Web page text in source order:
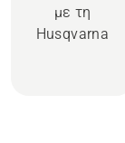
με τη
Husqvarna